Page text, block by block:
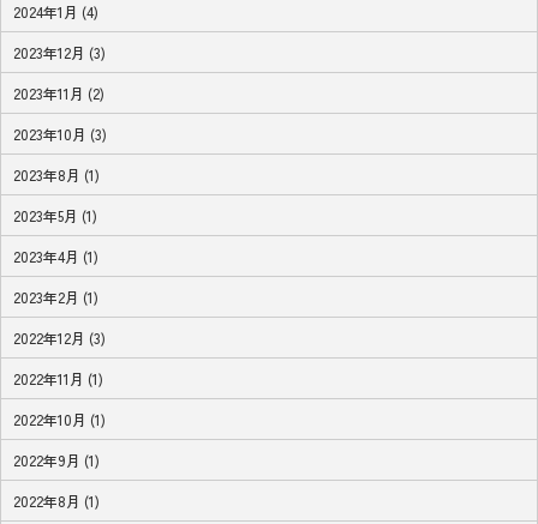
2024年1月 (4)
2023年12月 (3)
2023年11月 (2)
2023年10月 (3)
2023年8月 (1)
2023年5月 (1)
2023年4月 (1)
2023年2月 (1)
2022年12月 (3)
2022年11月 (1)
2022年10月 (1)
2022年9月 (1)
2022年8月 (1)